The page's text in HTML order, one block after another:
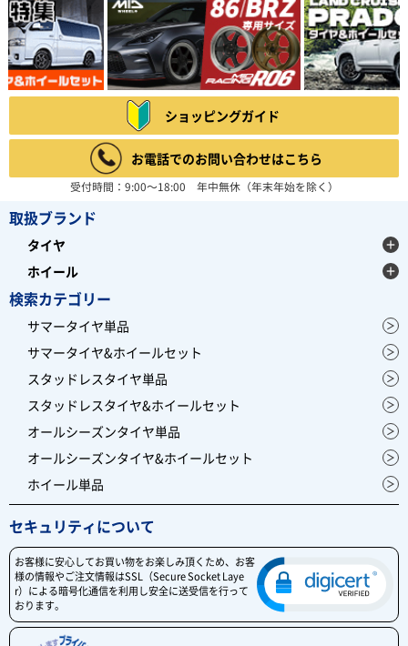
ショッピングガイド
お電話でのお問い合わせはこちら
受付時間：9:00～18:00 年中無休（年末年始を除く）
取扱ブランド
タイヤ
ホイール
検索カテゴリー
サマータイヤ単品
サマータイヤ&ホイールセット
スタッドレスタイヤ単品
スタッドレスタイヤ&ホイールセット
オールシーズンタイヤ単品
オールシーズンタイヤ&ホイールセット
ホイール単品
セキュリティについて
お客様に安心してお買い物をお楽しみ頂くため、お客
様の情報やご注文情報はSSL（Secure Socket Laye
r）による暗号化通信を利用し安全に送受信を行って
おります。